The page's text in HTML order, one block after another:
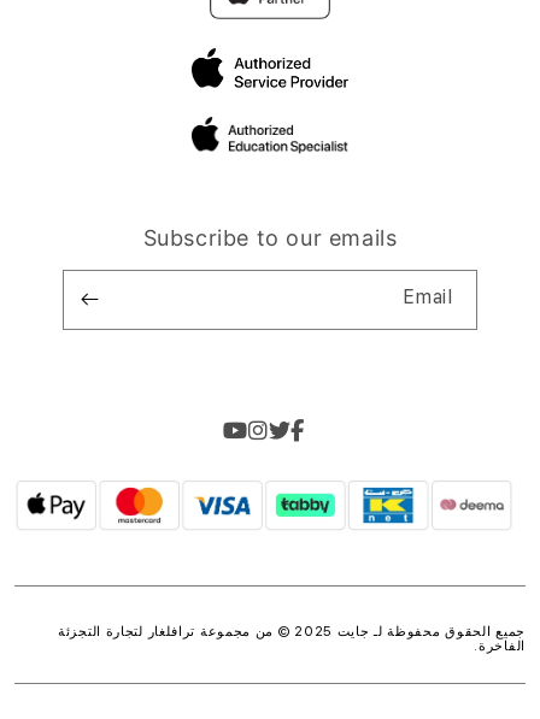
Subscribe to our emails
Email
جميع الحقوق محفوظة لـ جايت 2025 © من مجموعة
ترافلغار لتجارة التجزئة
الفاخرة.